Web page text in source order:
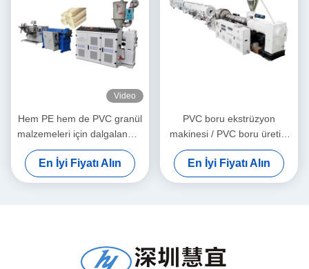
Video
Hem PE hem de PVC granül
malzemeleri için dalgalanmış
boru ekstrüzyon makinesi
En İyi Fiyatı Alın
PVC boru ekstrüzyon
makinesi / PVC boru üretim
hattı 315-630
En İyi Fiyatı Alın